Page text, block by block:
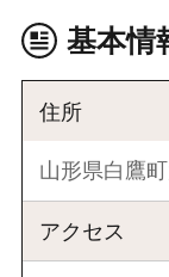
基本情
住所
山形県白鷹
アクセス